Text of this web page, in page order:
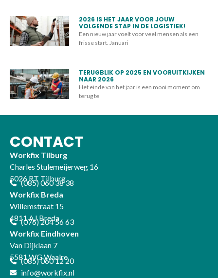
2026 IS HET JAAR VOOR JOUW
VOLGENDE STAP IN DE LOGISTIEK!
Een nieuw jaar voelt voor veel mensen als een
frisse start. Januari
TERUGBLIK OP 2025 EN VOORUITKIJKEN
NAAR 2026
Het einde van het jaar is een mooi moment om
terug te
CONTACT
Workfix Tilburg
Charles Stulemeijerweg 16
5026 RT Tilburg
(085) 060 38 38
Workfix Breda
Willemstraat 15
4811 AJ Breda
(076) 204 56 63
Workfix Eindhoven
Van Dijklaan 7
5581 WG Waalre
(085) 060 12 20
info@workfix.nl